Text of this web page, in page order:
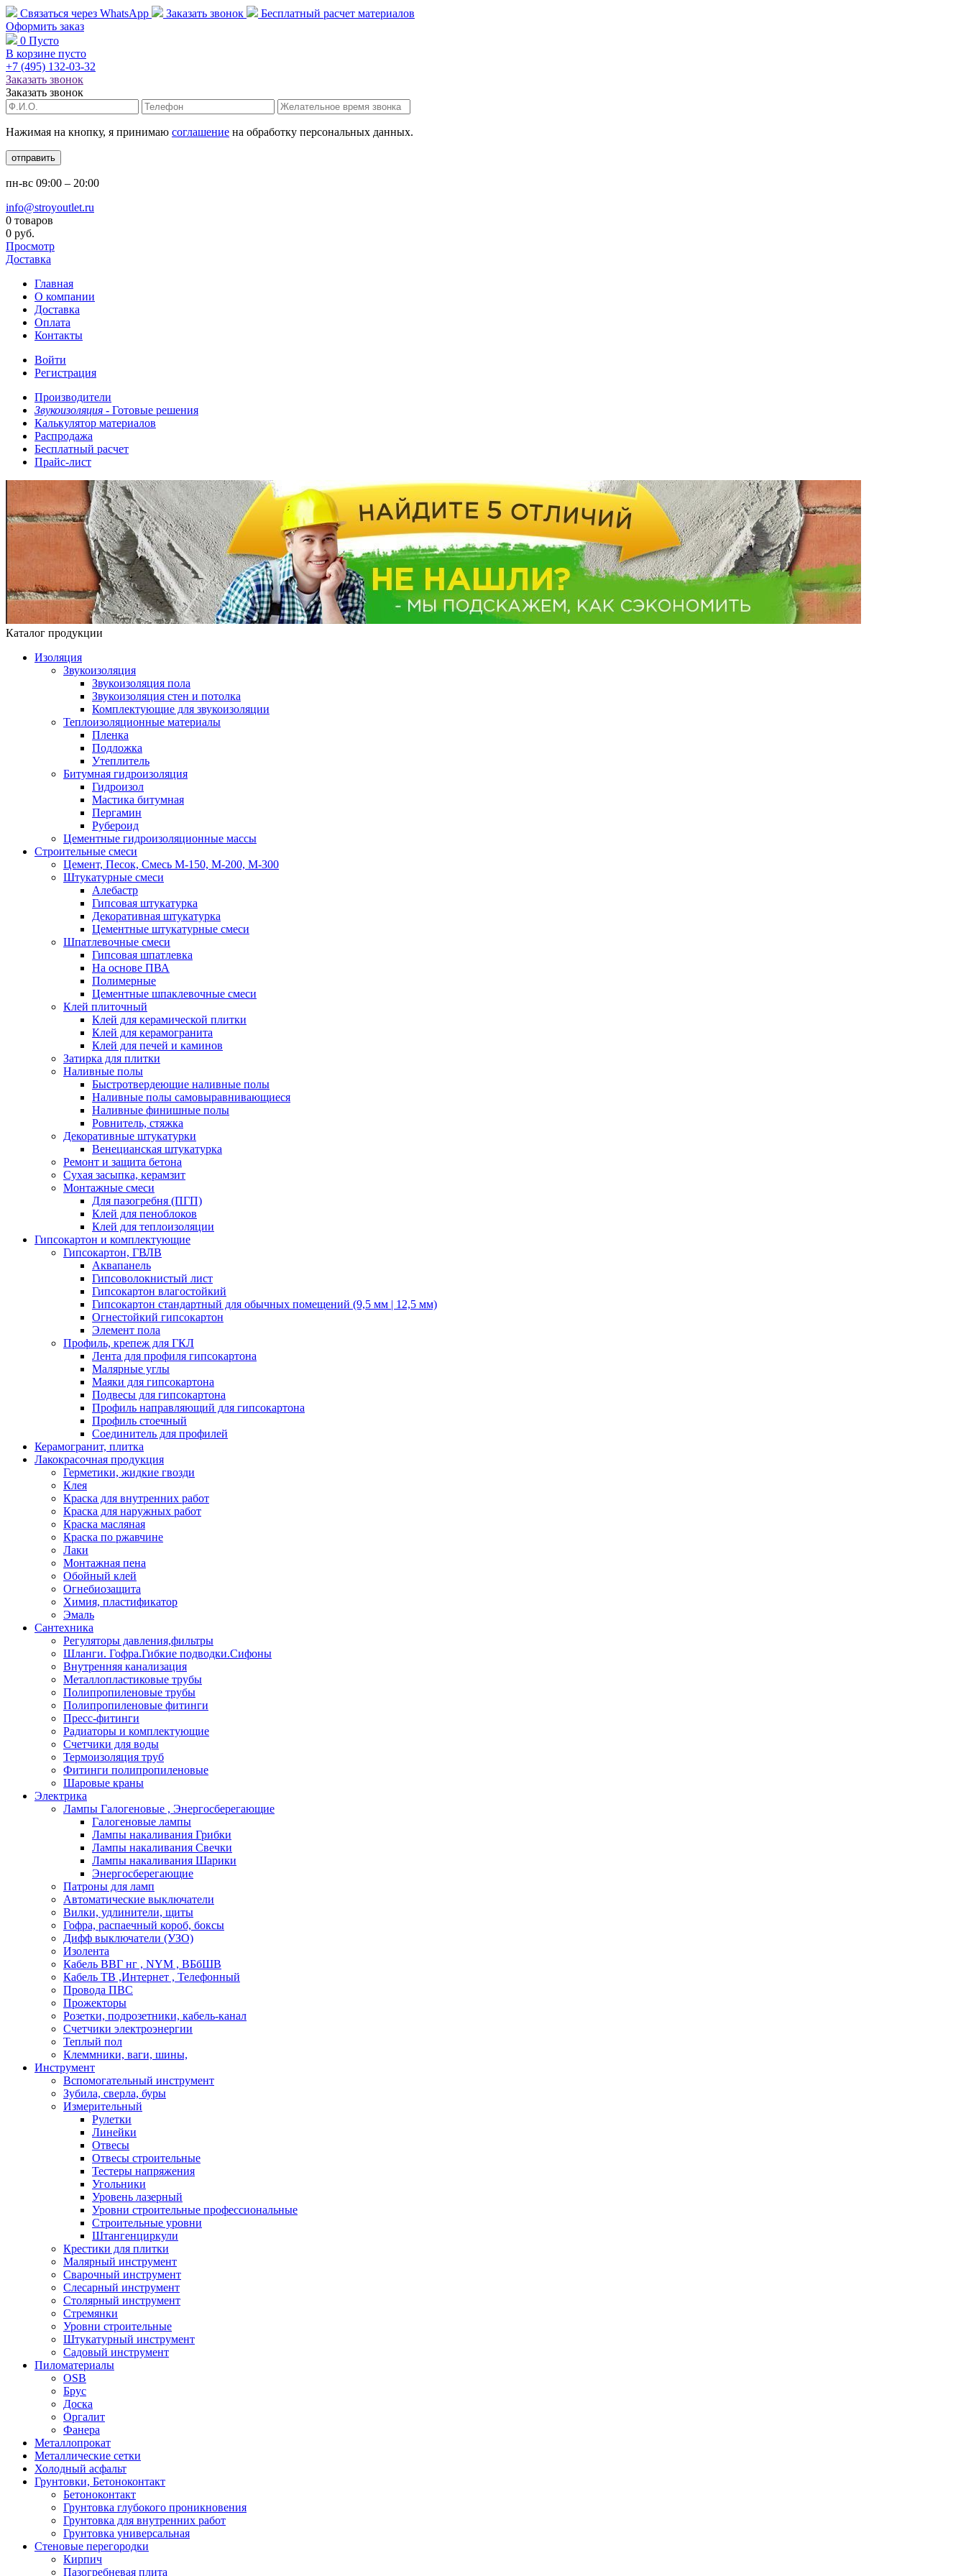
Связаться через WhatsApp Заказать звонок Бесплатный расчет материалов
Оформить заказ
0 Пусто
В корзине пусто
+7 (495) 132-03-32
Заказать звонок
Заказать звонок
Нажимая на кнопку, я принимаю соглашение на обработку персональных данных.
отправить
пн-вс 09:00 – 20:00
info@stroyoutlet.ru
0 товаров
0 руб.
Просмотр
Доставка
Главная
О компании
Доставка
Оплата
Контакты
Войти
Регистрация
Производители
Звукоизоляция - Готовые решения
Калькулятор материалов
Распродажа
Бесплатный расчет
Прайс-лист
Каталог продукции
Изоляция
Звукоизоляция
Звукоизоляция пола
Звукоизоляция стен и потолка
Комплектующие для звукоизоляции
Теплоизоляционные материалы
Пленка
Подложка
Утеплитель
Битумная гидроизоляция
Гидроизол
Мастика битумная
Пергамин
Рубероид
Цементные гидроизоляционные массы
Строительные смеси
Цемент, Песок, Смесь М-150, М-200, М-300
Штукатурные смеси
Алебастр
Гипсовая штукатурка
Декоративная штукатурка
Цементные штукатурные смеси
Шпатлевочные смеси
Гипсовая шпатлевка
На основе ПВА
Полимерные
Цементные шпаклевочные смеси
Клей плиточный
Клей для керамической плитки
Клей для керамогранита
Клей для печей и каминов
Затирка для плитки
Наливные полы
Быстротвердеющие наливные полы
Наливные полы самовыравнивающиеся
Наливные финишные полы
Ровнитель, стяжка
Декоративные штукатурки
Венецианская штукатурка
Ремонт и защита бетона
Сухая засыпка, керамзит
Монтажные смеси
Для пазогребня (ПГП)
Клей для пеноблоков
Клей для теплоизоляции
Гипсокартон и комплектующие
Гипсокартон, ГВЛВ
Аквапанель
Гипсоволокнистый лист
Гипсокартон влагостойкий
Гипсокартон стандартный для обычных помещений (9,5 мм | 12,5 мм)
Огнестойкий гипсокартон
Элемент пола
Профиль, крепеж для ГКЛ
Лента для профиля гипсокартона
Малярные углы
Маяки для гипсокартона
Подвесы для гипсокартона
Профиль направляющий для гипсокартона
Профиль стоечный
Соединитель для профилей
Керамогранит, плитка
Лакокрасочная продукция
Герметики, жидкие гвозди
Клея
Краска для внутренних работ
Краска для наружных работ
Краска масляная
Краска по ржавчине
Лаки
Монтажная пена
Обойный клей
Огнебиозащита
Химия, пластификатор
Эмаль
Сантехника
Регуляторы давления,фильтры
Шланги. Гофра.Гибкие подводки.Сифоны
Внутренняя канализация
Металлопластиковые трубы
Полипропиленовые трубы
Полипропиленовые фитинги
Пресс-фитинги
Радиаторы и комплектующие
Счетчики для воды
Термоизоляция труб
Фитинги полипропиленовые
Шаровые краны
Электрика
Лампы Галогеновые , Энергосберегающие
Галогеновые лампы
Лампы накаливания Грибки
Лампы накаливания Свечки
Лампы накаливания Шарики
Энергосберегающие
Патроны для ламп
Автоматические выключатели
Вилки, удлинители, щиты
Гофра, распаечный короб, боксы
Дифф выключатели (УЗО)
Изолента
Кабель ВВГ нг , NYM , ВБбШВ
Кабель ТВ ,Интернет , Телефонный
Провода ПВС
Прожекторы
Розетки, подрозетники, кабель-канал
Счетчики электроэнергии
Теплый пол
Клеммники, ваги, шины,
Инструмент
Вспомогательный инструмент
Зубила, сверла, буры
Измерительный
Рулетки
Линейки
Отвесы
Отвесы строительные
Тестеры напряжения
Угольники
Уровень лазерный
Уровни строительные профессиональные
Строительные уровни
Штангенциркули
Крестики для плитки
Малярный инструмент
Сварочный инструмент
Слесарный инструмент
Столярный инструмент
Стремянки
Уровни строительные
Штукатурный инструмент
Садовый инструмент
Пиломатериалы
OSB
Брус
Доска
Оргалит
Фанера
Металлопрокат
Металлические сетки
Холодный асфальт
Грунтовки, Бетоноконтакт
Бетоноконтакт
Грунтовка глубокого проникновения
Грунтовка для внутренних работ
Грунтовка универсальная
Стеновые перегородки
Кирпич
Пазогребневая плита